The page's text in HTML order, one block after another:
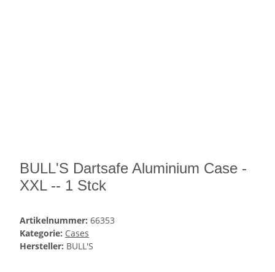
BULL'S Dartsafe Aluminium Case -
XXL -- 1 Stck
Artikelnummer: 66353
Kategorie: Cases
Hersteller: BULL'S